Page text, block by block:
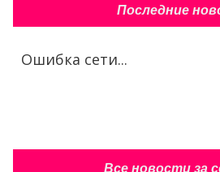
Последние
Ошибка сети...
Все новости за